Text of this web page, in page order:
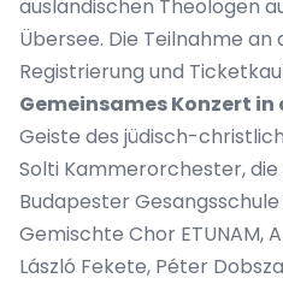
ausländischen Theologen
Übersee. Die Teilnahme
Registrierung und
Gemeinsames Konzert in
Geiste des jüdisch-
Solti Kammerorchester,
Budapester
Gemischte Chor ETUNAM,
László Fekete, Péter